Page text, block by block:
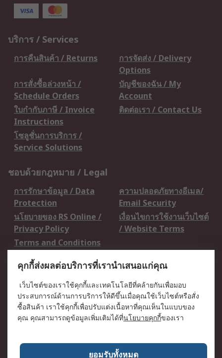
บริการ / Services
การคืนสินค้า / Returns
การจัดส่ง / Delivery
Options
การสั่งซื้อล่วงหน้า /
Schedule Orders
บัญชีของฉัน / My
Account
ใบกำกับภาษี / Invoice
Instructions
ติดต่อเรา / Contact Us
โซลูชั่นการบริการ /
Service Solutions
ชอบด้วยกฎหมาย / Legal
การรักษาข้อมูล / Data
Protection
ความปลอดภัยทางอีเมล/
Email Security
นโยบายของ RS Online /
Privacy Policy
เงื่อนไขการใช้งานเว็บไซต์
/ Website Terms
Terms and Conditions
เกี่ยวกับ RS / About RS
RS ทั่วโลก / RS
Worldwide
ข่าวประชาสัมพันธ์ / Press
Centre
บริษัทในเครือ RS /
วิธีการชำระเงิน /
เกี่ยวกับ RS / About RS
อาชีพที่ RS / Careers
คุกกี้ส่งผลต่อบริการที่เรานำเสนอแก่คุณ
เว็บไซต์ของเราใช้คุกกี้และเทคโนโลยีที่คล้ายกันเพื่อมอบ
ประสบการณ์ด้านการบริการให้ดีขึ้นเมื่อคุณใช้เว็บไซต์หรือสั่ง
ซื้อสินค้า เราใช้คุกกี้เพื่อปรับแต่งเนื้อหาที่คุณเห็นในแบบของ
คุณ คุณสามารถดูข้อมูลเพิ่มเติมได้ที่นโยบายคุกกี้ของเรา
ยอมรับทั้งหมด